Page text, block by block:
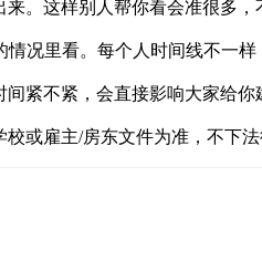
。这样别人帮你看会准很多，
况里看。每个人时间线不一样
紧不紧，会直接影响大家给你
或雇主/房东文件为准，不下